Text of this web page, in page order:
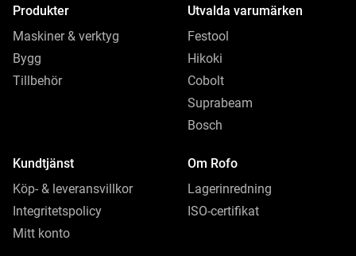
Produkter
Maskiner & verktyg
Bygg
Tillbehör
Utvalda varumärken
Festool
Hikoki
Cobolt
Suprabeam
Bosch
Kundtjänst
Köp- & leveransvillkor
Integritetspolicy
Mitt konto
Om Rofo
Lagerinredning
ISO-certifikat